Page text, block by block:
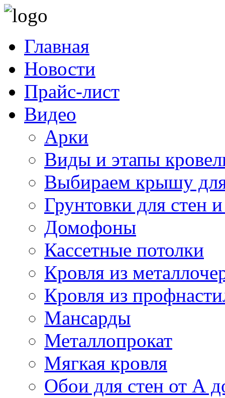
Главная
Новости
Прайс-лист
Видео
Арки
Виды и этапы
Выбираем крышу
Грунтовки для стен
Домофоны
Кассетные потолки
Кровля из
Кровля из
Мансарды
Металлопрокат
Мягкая кровля
Обои для стен от А